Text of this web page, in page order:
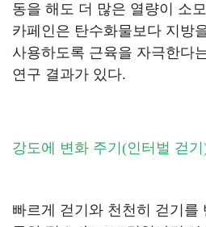
동을 해도 더 많은 열량이 소
카페인은 탄수화물보다 지방
사용하도록 근육을 자극한다
연구 결과가 있다.
강도에 변화 주기(인터벌 걷
빠르게 걷기와 천천히 걷기를